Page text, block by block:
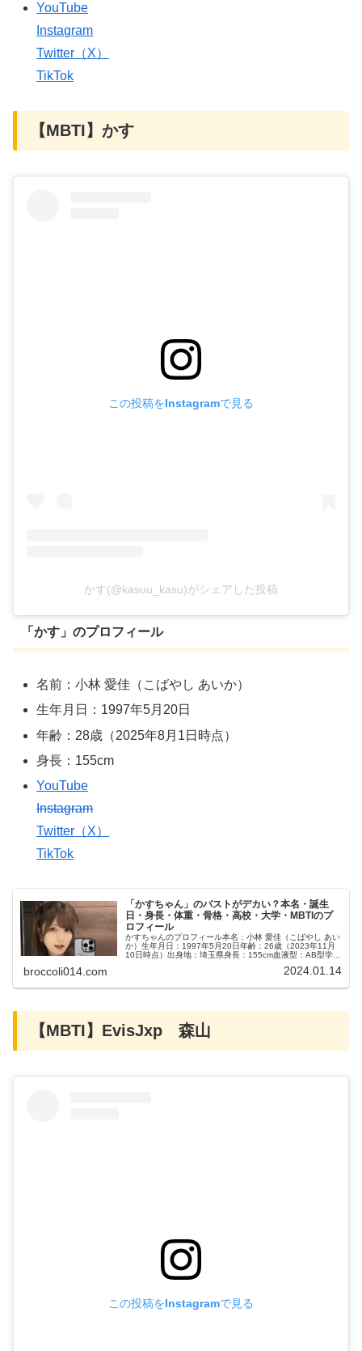
YouTube
Instagram
Twitter（X）
TikTok
【MBTI】かす
この投稿をInstagramで見る
かす(@kasuu_kasu)がシェアした投稿
「かす」のプロフィール
名前：小林 愛佳（こばやし あいか）
生年月日：1997年5月20日
年齢：28歳（2025年8月1日時点）
身長：155cm
YouTube
Instagram
Twitter（X）
TikTok
「かすちゃん」のバストがデカい？本名・誕生
日・身長・体重・骨格・高校・大学・MBTIのプ
ロフィール
かすちゃんのプロフィール本名：小林 愛佳（こばやし あい
か）生年月日：1997年5月20日年齢：26歳（2023年11月
10日時点）出身地：埼玉県身長：155cm血液型：AB型学
broccoli014.com 2024.01.14
【MBTI】EvisJxp 森山
この投稿をInstagramで見る